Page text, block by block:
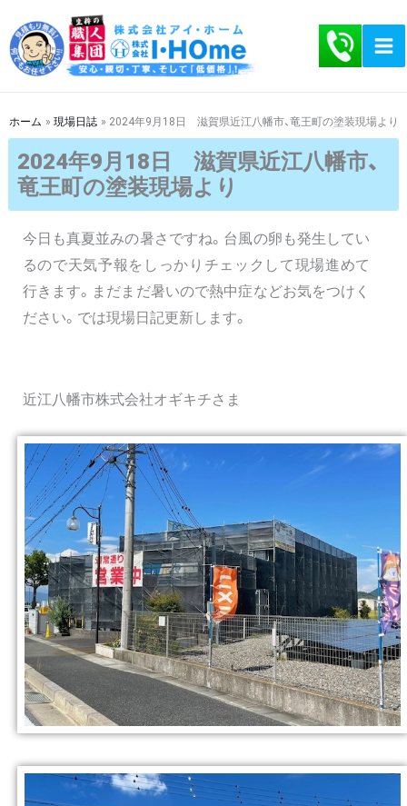
容
を
キ
ッ
ホーム 現場日誌 2024年9月18日 滋賀県近江八幡市、竜王町の塗装現場より
2024年9月18日 滋賀県近江八幡市、
竜王町の塗装現場より
今日も真夏並みの暑さですね。台風の卵も発生してい
るので天気予報をしっかりチェックして現場進めて
行きます。まだまだ暑いので熱中症などお気をつけく
ださい。では現場日記更新します。
近江八幡市株式会社オギキチさま